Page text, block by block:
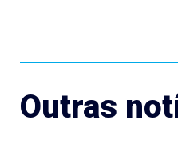
Outras